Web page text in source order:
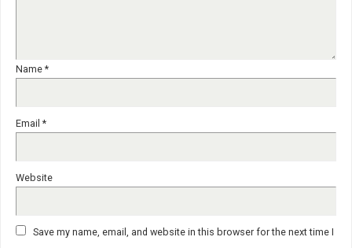
Name *
Email *
Website
Save my name, email, and website in this browser for the next time I